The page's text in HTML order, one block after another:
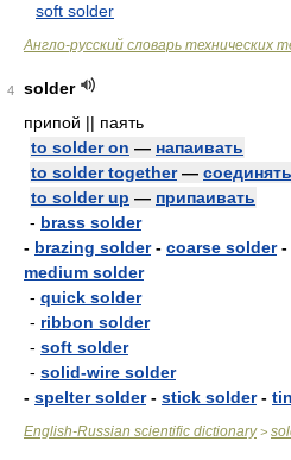
soft solder
Англо-русский словарь технических
4
solder
припой || паять
to solder on — напаивать
to solder together—
to solder up — припаивать
- brass solder
- brazing solder- coarse solder-
medium solder
- quick solder
- ribbon solder
- soft solder
- solid-wire solder
- spelter solder- stick solder-
English-Russian scientific dictionary>